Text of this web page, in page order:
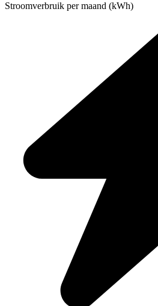
Stroomverbruik per maand (kWh)